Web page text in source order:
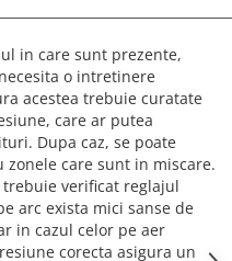
in care sunt prezente,
o intretinere
acestea trebuie curatate
care ar putea
Dupa caz, se poate
care sunt in miscare.
verificat reglajul
arc exista mici sanse de
in cazul celor pe aer
corecta asigura un